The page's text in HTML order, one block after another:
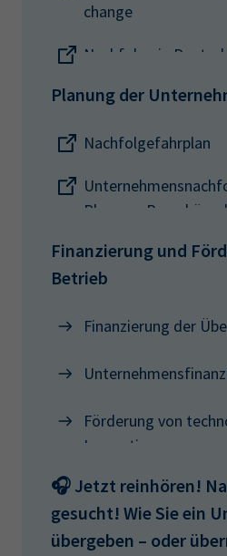
change
Nachfolge in
Planung der
Nachfolgefahrplan
Planung: Broschüre
Finanzierung und
Betrieb
Finanzierung der
Förderung von
Innovationen
🎧 Jetzt reinhören!
gesucht! Wie Sie ein
übergeben – oder